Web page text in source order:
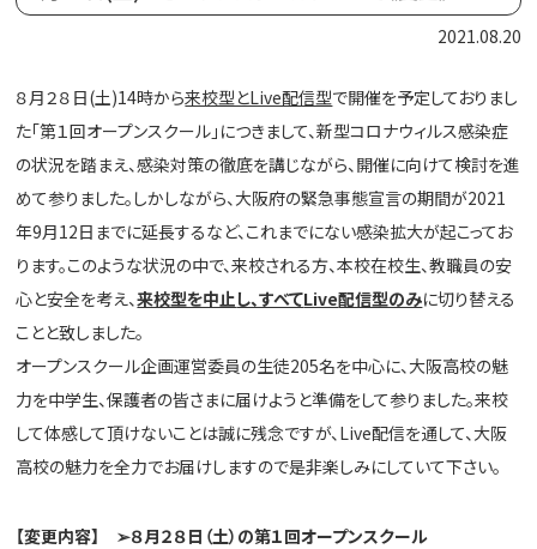
2021.08.20
８月２８日(土)14時から来校型とLive配信型で開催を予定しておりまし
た｢第１回オープンスクール｣につきまして、新型コロナウィルス感染症
の状況を踏まえ、感染対策の徹底を講じながら、開催に向けて検討を進
めて参りました。しかしながら、大阪府の緊急事態宣言の期間が2021
年9月12日までに延長するなど、これまでにない感染拡大が起こってお
ります。このような状況の中で、来校される方、本校在校生、教職員の安
心と安全を考え、来校型を中止し、すべてLive配信型のみに切り替える
ことと致しました。
オープンスクール企画運営委員の生徒205名を中心に、大阪高校の魅
力を中学生、保護者の皆さまに届けようと準備をして参りました。来校
して体感して頂けないことは誠に残念ですが、Live配信を通して、大阪
高校の魅力を全力でお届けしますので是非楽しみにしていて下さい。
【変更内容】 ➢８月２８日（土）の第１回オープンスクール